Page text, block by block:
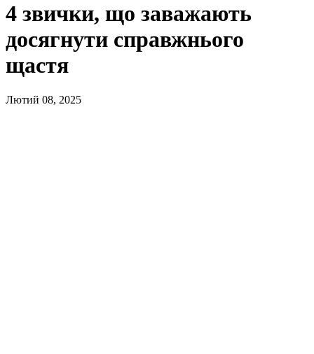
4 звички, що заважають
досягнути справжнього
щастя
Лютий 08, 2025